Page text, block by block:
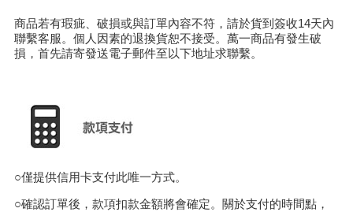
商品若有瑕疵、破損或與訂單內容不符，請於貨到簽收14天內
聯繫客服。個人因素的退換貨恕不接受。萬一商品有發生破
損，首先請寄發送電子郵件至以下地址求聯繫。
○僅提供信用卡支付此唯一方式。
○確認訂單後，款項扣款金額將會確定。關於支付的時間點，